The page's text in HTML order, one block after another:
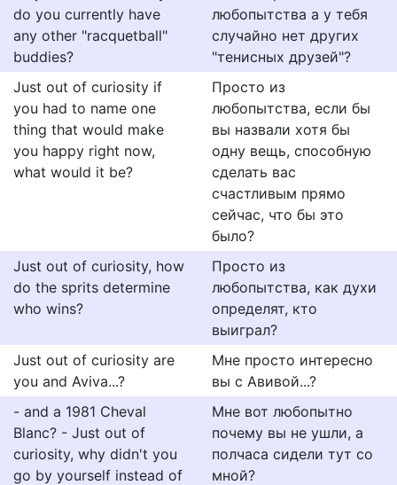
do you currently have
any other "racquetball"
buddies?
любопытства а у тебя
случайно нет других
"тенисных друзей"?
Just out of curiosity if
you had to name one
thing that would make
you happy right now,
what would it be?
Просто из
любопытства, если бы
вы назвали хотя бы
одну вещь, способную
сделать вас
счастливым прямо
сейчас, что бы это
было?
Just out of curiosity, how
do the sprits determine
who wins?
Просто из
любопытства, как духи
определят, кто
выиграл?
Just out of curiosity are
you and Aviva...?
Мне просто интересно
вы с Авивой...?
- and a 1981 Cheval
Blanc? - Just out of
curiosity, why didn't you
go by yourself instead of
Мне вот любопытно
почему вы не ушли, а
полчаса сидели тут со
мной?